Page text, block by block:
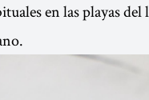
en las playas del